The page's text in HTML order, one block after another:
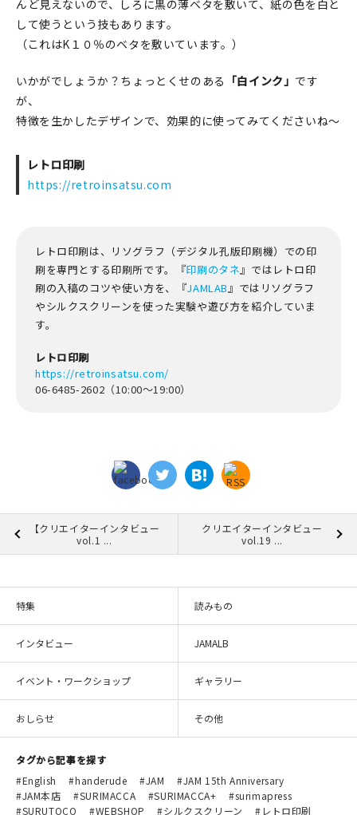
んど見えないので、しろに黒の薄ベタを敷いて、紙の色を白と
して使うという技もあります。
（これはK１０％のベタを敷いています。）
いかがでしょうか？ちょっとくせのある 「白インク」 です
が、
特徴を生かしたデザインで、効果的に使ってみてくださいね～
レトロ印刷
https://retroinsatsu.com
レトロ印刷は、リソグラフ（デジタル孔版印刷機）での印
刷を専門とする印刷所です。『印刷のタネ』ではレトロ印
刷の入稿のコツや使い方を、『JAMLAB』ではリソグラフ
やシルクスクリーンを使った実験や遊び方を紹介していま
す。
レトロ印刷
https://retroinsatsu.com/
06-6485-2602（10:00～19:00）
【クリエイターインタビュー
vol.1 ...
クリエイターインタビュー
vol.19 ...
特集 読みもの
インタビュー JAMALB
イベント・ワークショップ ギャラリー
おしらせ その他
タグから記事を探す
English
handerude JAM
JAM 15th Anniversary
JAM本店
SURIMACCA SURIMACCA+
surimapress
SURUTOCO
WEBSHOP シルクスクリーン
レトロ印刷